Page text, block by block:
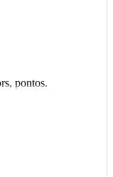
pontos.